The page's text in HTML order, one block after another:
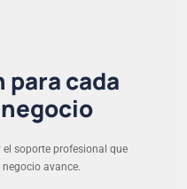
para cada
el soporte profesional que
avance.